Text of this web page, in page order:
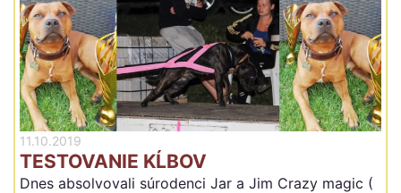
11.10.2019
TESTOVANIE KĹBOV
Dnes absolvovali súrodenci Jar a Jim Crazy magic (